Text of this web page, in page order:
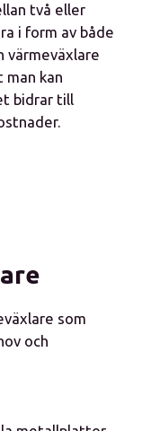
två eller
i form av både
värmeväxlare
kan
bidrar till
som
och